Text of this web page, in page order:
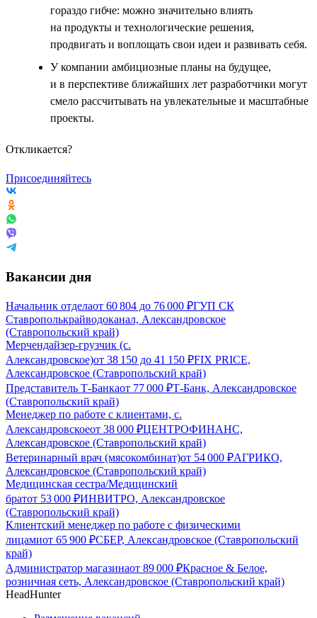
гораздо гибче: можно значительно влиять
на продукты и технологические решения,
продвигать и воплощать свои идеи и развивать себя.
У компании амбициозные планы на будущее,
и в перспективе ближайших лет разработчики могут
смело рассчитывать на увлекательные и масштабные
проекты.
Откликается?
Присоединяйтесь
Вакансии дня
Начальник отделаот 60 804 до 76 000 ₽ГУП СК
Ставрополькрайводоканал, Александровское
(Ставропольский край)
Мерчендайзер-грузчик (с.
Александровское)от 38 150 до 41 150 ₽FIX PRICE,
Александровское (Ставропольский край)
Представитель Т-Банкаот 77 000 ₽Т-Банк, Александровское
(Ставропольский край)
Менеджер по работе с клиентами, с.
Александровскоеот 38 000 ₽ЦЕНТРОФИНАНС,
Александровское (Ставропольский край)
Ветеринарный врач (мясокомбинат)от 54 000 ₽АГРИКО,
Александровское (Ставропольский край)
Медицинская сестра/Медицинский
братот 53 000 ₽ИНВИТРО, Александровское
(Ставропольский край)
Клиентский менеджер по работе с физическими
лицамиот 65 900 ₽СБЕР, Александровское (Ставропольский
край)
Администратор магазинаот 89 000 ₽Красное & Белое,
розничная сеть, Александровское (Ставропольский край)
HeadHunter